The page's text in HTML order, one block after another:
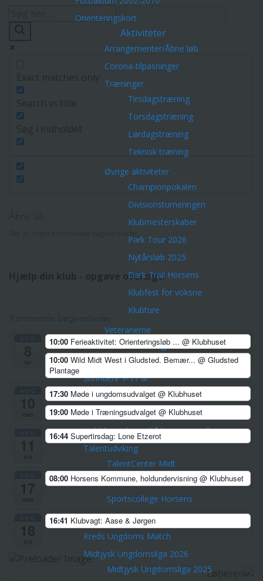
Orienteringskort
Aktiviteter
Arrangementer/Åbne løb
Corona-tilpasninger
Træninger
Tirsdagstræning
Torsdagstræning
Lørdagstræning
Teknisk træning
Øvrige aktiviteter
Championpokalen
Divisionsturneringen
Klubmesterskaber
Park Tour 2026
Nytårsløb 2025
Dark Trail Horsens
Klubfest for voksne
Klubture
Veteranerne
Børn & Unge
Skovfræsere 5-8 årige
Stifindere 9-11 år
Konkurrenceløbere 12-14 år
Unge ca. 15-21 år
Hold for voksne -både nye og erfarne
Talentudviking
TalentCenter Midt
Talentidrætsklasser
Sportscollege Horsens
Ungdomskurser og sommerlejre
Kreds Ungdoms Match
Midtjysk Ungdomsliga 2026
Midtjysk Ungdomsliga 2025
Hjælp din klub - opgave oversigt!
10:00 Ferieaktivitet: Orienteringsløb ... @ Klubhuset
10:00 Wild Midt West i Gludsted. Bemær... @ Gludsted
Plantage
17:30 Møde i ungdomsudvalget @ Klubhuset
19:00 Møde i Træningsudvalget @ Klubhuset
16:44 Supertirsdag: Lone Etzerot
08:00 Horsens Kommune, holdundervisning @ Klubhuset
16:41 Klubvagt: Aase & Jørgen